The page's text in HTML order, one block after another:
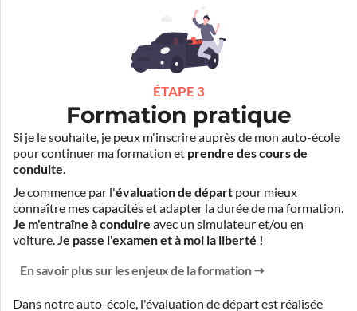
ÉTAPE 3
Formation pratique
Si je le souhaite, je peux m'inscrire auprès de mon auto-école
pour continuer ma formation et prendre des cours de
conduite.
Je commence par l'évaluation de départ pour mieux
connaître mes capacités et adapter la durée de ma formation.
Je m'entraîne à conduire avec un simulateur et/ou en
voiture.Je passe l'examen et à moi la liberté !
En savoir plus sur les enjeux de la formation
Dans notre auto-école, l'évaluation de départ est réalisée